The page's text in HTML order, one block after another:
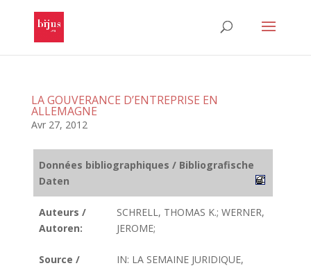
LA GOUVERANCE D’ENTREPRISE EN
ALLEMAGNE
Avr 27, 2012
Données bibliographiques / Bibliografische
Daten
Auteurs /
Autoren:
SCHRELL, THOMAS K.; WERNER,
JEROME;
Source /
IN: LA SEMAINE JURIDIQUE,